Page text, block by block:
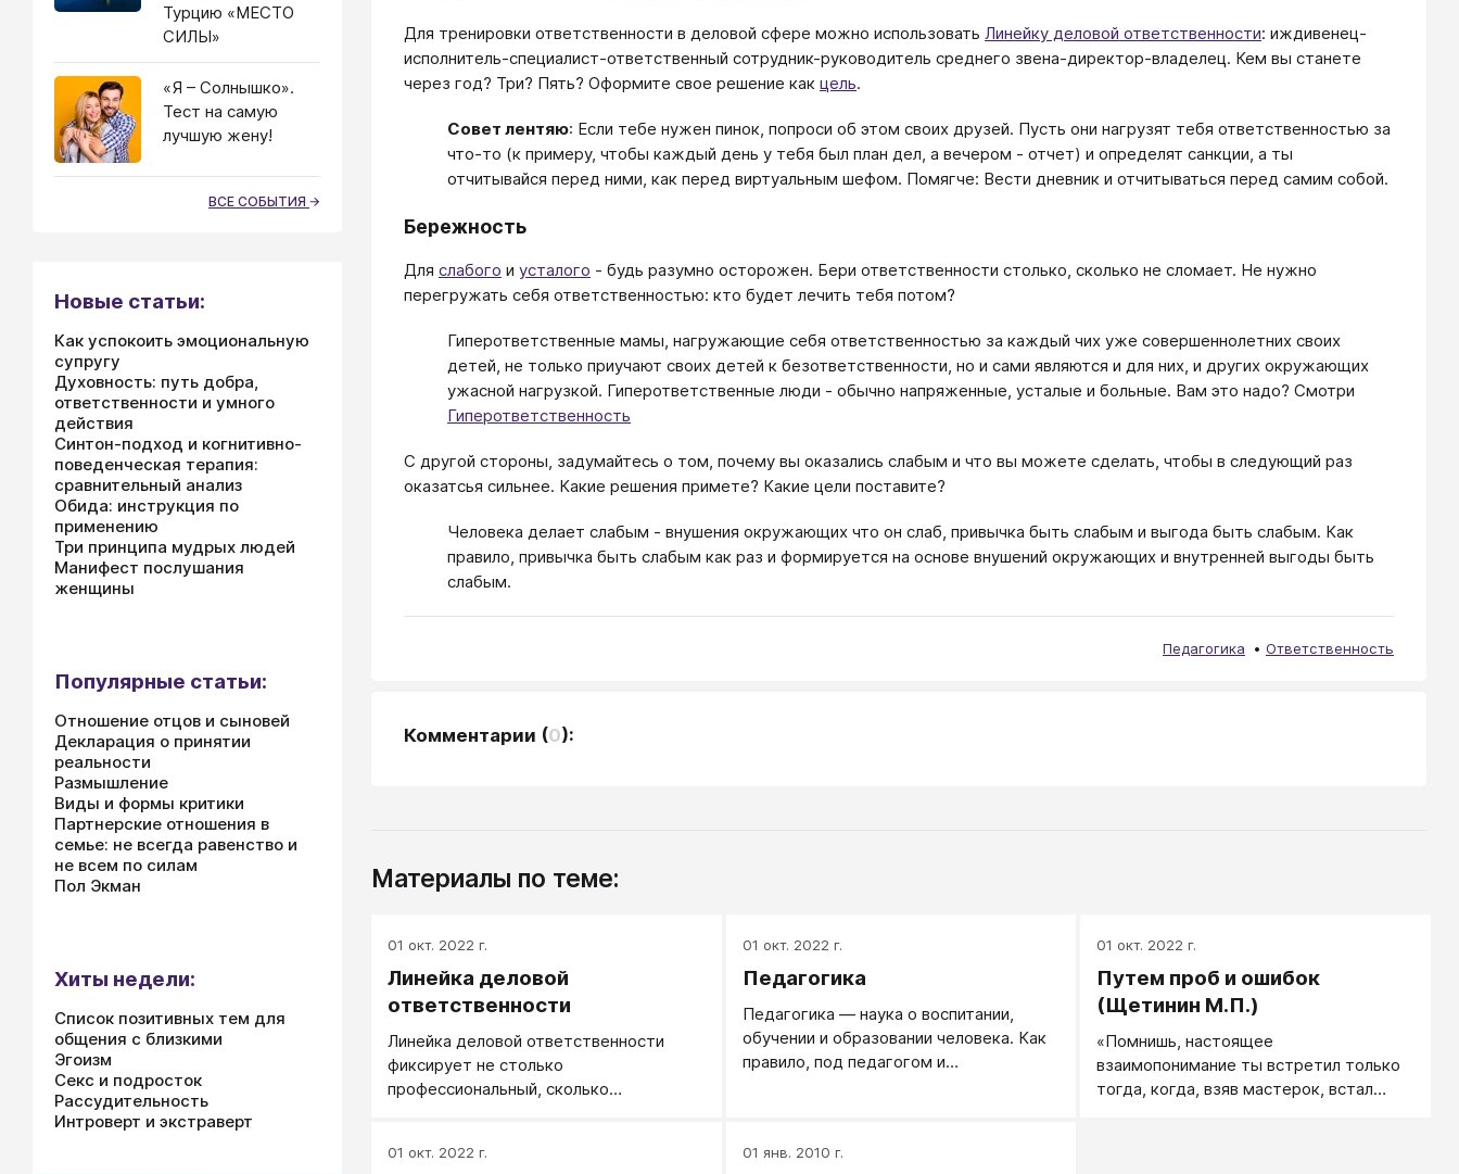
Для тренировки ответственности в деловой сфере можно использовать Линейку деловой ответственности: иждивенец-
исполнитель-специалист-ответственный сотрудник-руководитель среднего звена-директор-владелец. Кем вы станете
через год? Три? Пять? Оформите свое решение как цель.
Совет лентяю: Если тебе нужен пинок, попроси об этом своих друзей. Пусть они нагрузят тебя ответственностью за
что-то (к примеру, чтобы каждый день у тебя был план дел, а вечером - отчет) и определят санкции, а ты
отчитывайся перед ними, как перед виртуальным шефом. Помягче: Вести дневник и отчитываться перед самим собой.
Бережность
Для слабого и усталого - будь разумно осторожен. Бери ответственности столько, сколько не сломает. Не нужно
перегружать себя ответственностью: кто будет лечить тебя потом?
Гиперответственные мамы, нагружающие себя ответственностью за каждый чих уже совершеннолетних своих
детей, не только приучают своих детей к безответственности, но и сами являются и для них, и других окружающих
ужасной нагрузкой. Гиперответственные люди - обычно напряженные, усталые и больные. Вам это надо? Смотри
Гиперответственность
С другой стороны, задумайтесь о том, почему вы оказались слабым и что вы можете сделать, чтобы в следующий раз
оказатсья сильнее. Какие решения примете? Какие цели поставите?
Человека делает слабым - внушения окружающих что он слаб, привычка быть слабым и выгода быть слабым. Как
правило, привычка быть слабым как раз и формируется на основе внушений окружающих и внутренней выгоды быть
слабым.
Педагогика Ответственность
Комментарии (0):
Материалы по теме:
01 окт. 2022 г.
Линейка деловой
ответственности
Линейка деловой ответственности
фиксирует не столько
профессиональный, сколько
претендующего на руководящую
01 окт. 2022 г.
Педагогика
Педагогика — наука о воспитании,
обучении и образовании человека. Как
правило, под педагогом и
букв. - "детоводческое" мастерство,
01 окт. 2022 г.
Путем проб и ошибок
(Щетинин М.П.)
«Помнишь, настоящее
взаимопонимание ты встретил только
тогда, когда, взяв мастерок, встал
01 окт. 2022 г. 01 янв. 2010 г.
Турцию «МЕСТО
СИЛЫ»
«Я – Солнышко».
Тест на самую
лучшую жену!
ВСЕ СОБЫТИЯ
Новые статьи:
Как успокоить эмоциональную
супругу
Духовность: путь добра,
ответственности и умного
действия
Синтон-подход и когнитивно-
поведенческая терапия:
сравнительный анализ
Обида: инструкция по
применению
Три принципа мудрых людей
Манифест послушания
женщины
Популярные статьи:
Отношение отцов и сыновей
Декларация о принятии
реальности
Размышление
Виды и формы критики
Партнерские отношения в
семье: не всегда равенство и
не всем по силам
Пол Экман
Хиты недели:
Список позитивных тем для
общения с близкими
Эгоизм
Секс и подросток
Рассудительность
Интроверт и экстраверт